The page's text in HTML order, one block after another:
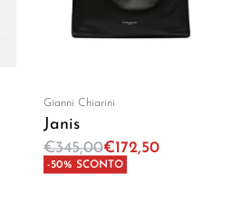
Gianni Chiarini
Janis
€345,00€172,50
-50% SCONTO
Aggiungi al carrello